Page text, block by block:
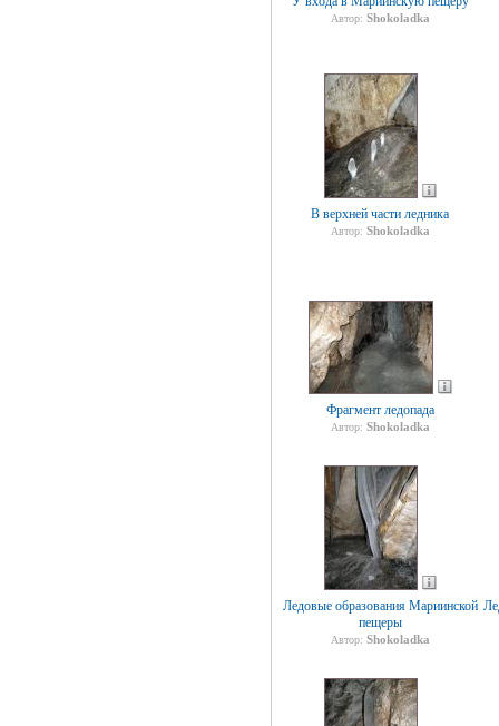
Автор: Shokoladka
В верхней части ледника
Автор: Shokoladka
Фрагмент ледопада
Автор: Shokoladka
Ледовые образования Мариинской
пещеры
Автор: Shokoladka